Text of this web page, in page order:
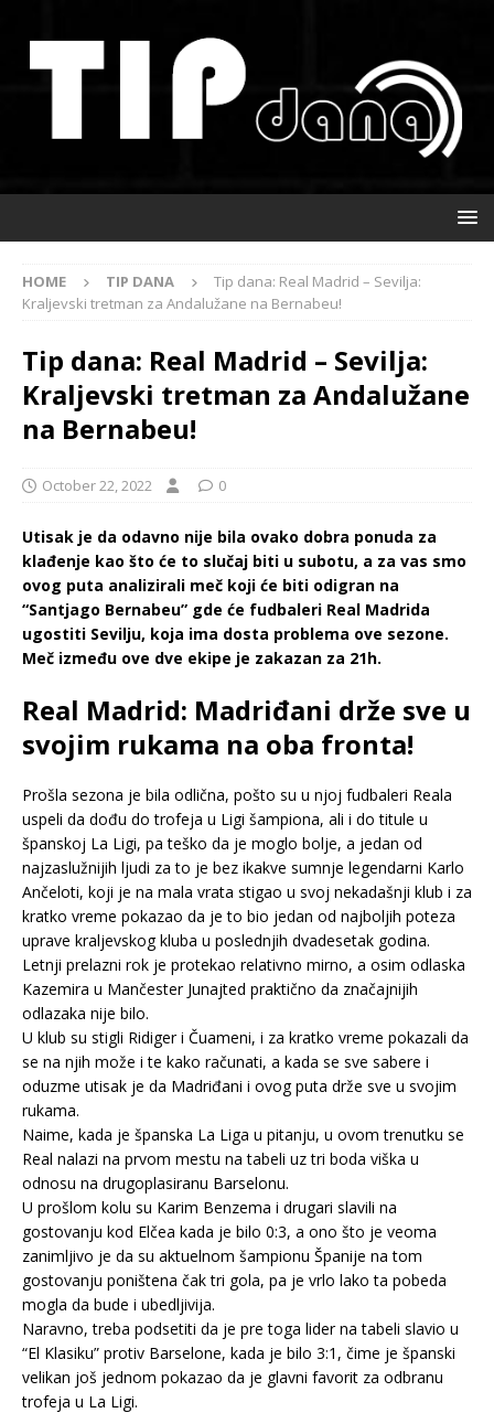
HOME TIP DANA
Tip dana: Real Madrid – Sevilja:
Kraljevski tretman za Andalužane na Bernabeu!
Tip dana: Real Madrid – Sevilja:
Kraljevski tretman za Andalužane
na Bernabeu!
October 22, 2022 0
Utisak je da odavno nije bila ovako dobra ponuda za
klađenje kao što će to slučaj biti u subotu, a za vas smo
ovog puta analizirali meč koji će biti odigran na
“Santjago Bernabeu” gde će fudbaleri Real Madrida
ugostiti Sevilju, koja ima dosta problema ove sezone.
Meč između ove dve ekipe je zakazan za 21h.
Real Madrid: Madriđani drže sve u
svojim rukama na oba fronta!
Prošla sezona je bila odlična, pošto su u njoj fudbaleri Reala
uspeli da dođu do trofeja u Ligi šampiona, ali i do titule u
španskoj La Ligi, pa teško da je moglo bolje, a jedan od
najzaslužnijih ljudi za to je bez ikakve sumnje legendarni Karlo
Ančeloti, koji je na mala vrata stigao u svoj nekadašnji klub i za
kratko vreme pokazao da je to bio jedan od najboljih poteza
uprave kraljevskog kluba u poslednjih dvadesetak godina.
Letnji prelazni rok je protekao relativno mirno, a osim odlaska
Kazemira u Mančester Junajted praktično da značajnijih
odlazaka nije bilo.
U klub su stigli Ridiger i Čuameni, i za kratko vreme pokazali da
se na njih može i te kako računati, a kada se sve sabere i
oduzme utisak je da Madriđani i ovog puta drže sve u svojim
rukama.
Naime, kada je španska La Liga u pitanju, u ovom trenutku se
Real nalazi na prvom mestu na tabeli uz tri boda viška u
odnosu na drugoplasiranu Barselonu.
U prošlom kolu su Karim Benzema i drugari slavili na
gostovanju kod Elčea kada je bilo 0:3, a ono što je veoma
zanimljivo je da su aktuelnom šampionu Španije na tom
gostovanju poništena čak tri gola, pa je vrlo lako ta pobeda
mogla da bude i ubedljivija.
Naravno, treba podsetiti da je pre toga lider na tabeli slavio u
“El Klasiku” protiv Barselone, kada je bilo 3:1, čime je španski
velikan još jednom pokazao da je glavni favorit za odbranu
trofeja u La Ligi.